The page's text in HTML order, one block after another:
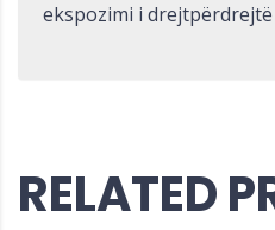
ekspozimi i
RELATED